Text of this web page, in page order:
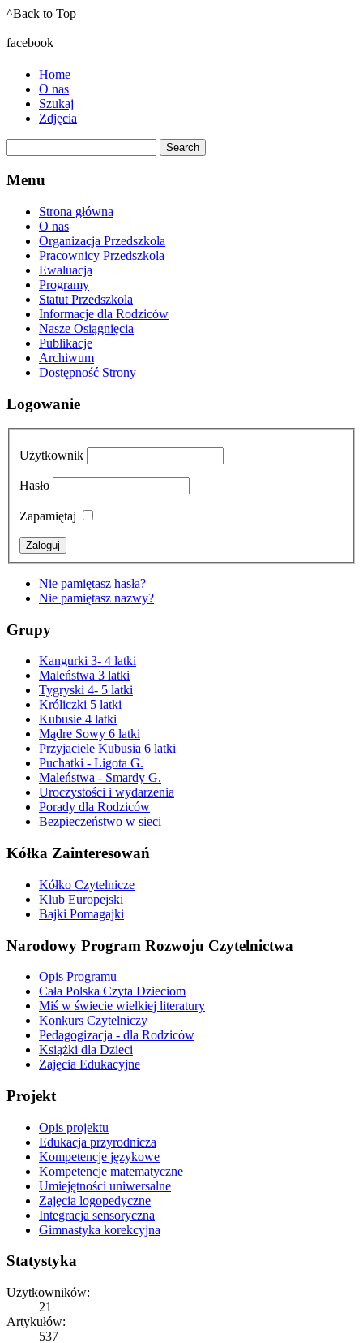
^Back to Top
facebook
Home
O nas
Szukaj
Zdjęcia
Menu
Strona główna
O nas
Organizacja Przedszkola
Pracownicy Przedszkola
Ewaluacja
Programy
Statut Przedszkola
Informacje dla Rodziców
Nasze Osiągnięcia
Publikacje
Archiwum
Dostępność Strony
Logowanie
Użytkownik
Hasło
Zapamiętaj
Nie pamiętasz hasła?
Nie pamiętasz nazwy?
Grupy
Kangurki 3- 4 latki
Maleństwa 3 latki
Tygryski 4- 5 latki
Króliczki 5 latki
Kubusie 4 latki
Mądre Sowy 6 latki
Przyjaciele Kubusia 6 latki
Puchatki - Ligota G.
Maleństwa - Smardy G.
Uroczystości i wydarzenia
Porady dla Rodziców
Bezpieczeństwo w sieci
Kółka Zainteresowań
Kółko Czytelnicze
Klub Europejski
Bajki Pomagajki
Narodowy Program Rozwoju Czytelnictwa
Opis Programu
Cała Polska Czyta Dzieciom
Miś w świecie wielkiej literatury
Konkurs Czytelniczy
Pedagogizacja - dla Rodziców
Książki dla Dzieci
Zajęcia Edukacyjne
Projekt
Opis projektu
Edukacja przyrodnicza
Kompetencje językowe
Kompetencje matematyczne
Umiejętności uniwersalne
Zajęcia logopedyczne
Integracja sensoryczna
Gimnastyka korekcyjna
Statystyka
Użytkowników:
21
Artykułów:
537